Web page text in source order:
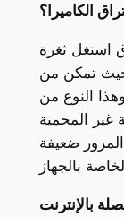
استغل ثغرة
حيث تمكن من
النوع من
غير المحمية
ضعيفة
بالإنترنت